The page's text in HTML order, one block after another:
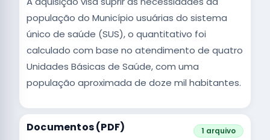
população do Município usuárias do sistema
único de saúde (SUS), o quantitativo foi
calculado com base no atendimento de quatro
Unidades Básicas de Saúde, com uma
população aproximada de doze mil habitantes.
Documentos (PDF) 1 arquivo